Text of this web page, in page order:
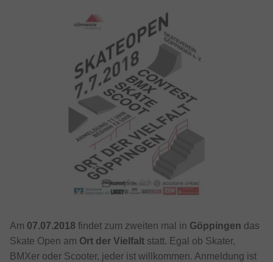
Am 07.07.2018 findet zum zweiten mal in Göppingen das
Skate Open am Ort der Vielfalt statt. Egal ob Skater,
BMXer oder Scooter, jeder ist willkommen. Anmeldung ist